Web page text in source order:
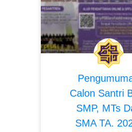
Calon Santri
SMP, MTs
SMA TA.